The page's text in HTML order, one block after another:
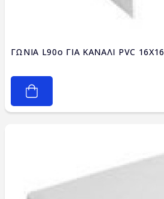
ΓΩΝΙΑ L90ο ΓΙΑ ΚΑΝΑΛΙ PVC 16X16